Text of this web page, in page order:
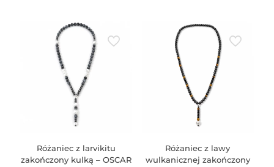
Różaniec z larvikitu
zakończony kulką – OSCAR
Różaniec z lawy
wulkanicznej zakończony